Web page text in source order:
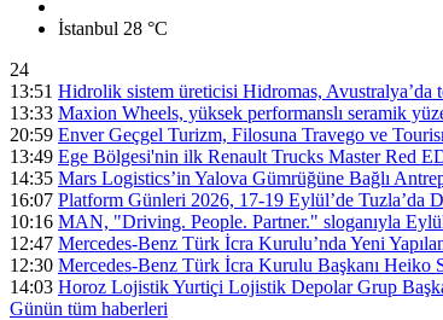
İstanbul 28 °C
24
13:51 Hidrolik sistem üreticisi Hidromas, Avustralya’da
13:33 Maxion Wheels, yüksek performanslı seramik
20:59 Enver Geçgel Turizm, Filosuna Travego ve
13:49 Ege Bölgesi'nin ilk Renault Trucks Master Red
14:35 Mars Logistics’in Yalova Gümrüğüne Bağlı
16:07 Platform Günleri 2026, 17-19 Eylül’de Tuzla’da
10:16 MAN, "Driving. People. Partner." sloganıyla
12:47 Mercedes-Benz Türk İcra Kurulu’nda Yeni
12:30 Mercedes-Benz Türk İcra Kurulu Başkanı Heiko
14:03 Horoz Lojistik Yurtiçi Lojistik Depolar Grup
Günün tüm haberleri